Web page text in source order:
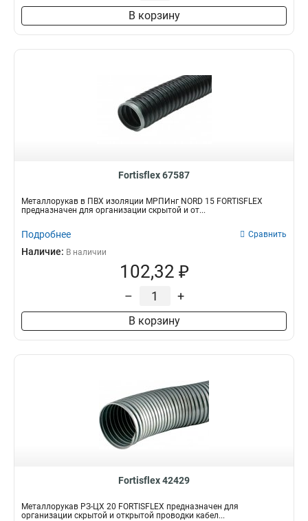
В корзину
Fortisflex 67587
Металлорукав в ПВХ изоляции МРПИнг NORD 15 FORTISFLEX
предназначен для организации скрытой и от...
Подробнее Сравнить
Наличие: В наличии
102,32 ₽
– +
В корзину
Fortisflex 42429
Металлорукав РЗ-ЦХ 20 FORTISFLEX предназначен для
организации скрытой и открытой проводки кабел...